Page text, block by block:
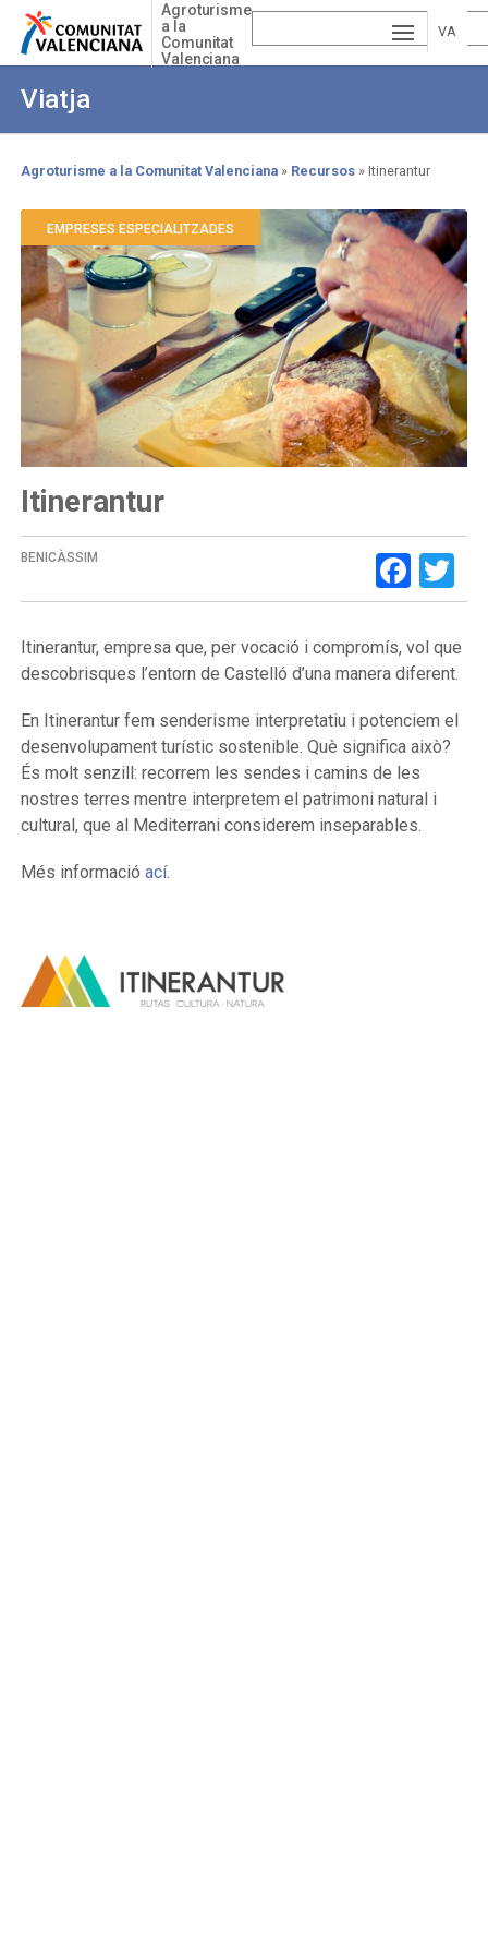
Skip
main
Agroturisme
a la
Comunitat
Valenciana
VA
Viatja
Breadcrumb
Agroturisme a la Comunitat Valenciana Recursos Itinerantur
EMPRESES ESPECIALITZADES
Itinerantur
BENICÀSSIM
Itinerantur, empresa que, per vocació i compromís, vol que
descobrisques l’entorn de Castelló d’una manera diferent.
En Itinerantur fem senderisme interpretatiu i potenciem el
desenvolupament turístic sostenible. Què significa això?
És molt senzill: recorrem les sendes i camins de les
nostres terres mentre interpretem el patrimoni natural i
cultural, que al Mediterrani considerem inseparables.
Més informacióací.